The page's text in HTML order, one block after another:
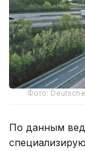
Фото:
По данным